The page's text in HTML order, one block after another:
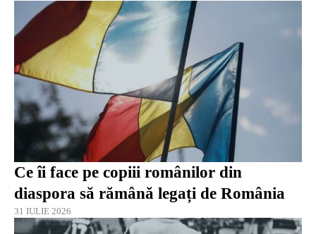
Ce îi face pe copiii românilor din
diaspora să rămână legați de România
31 IULIE 2026